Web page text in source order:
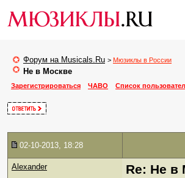
Форум на Musicals.Ru > Мюзиклы в России
Не в Москве
Зарегистрироваться ЧАВО Список
02-10-2013, 18:28
Alexander Re: Не в